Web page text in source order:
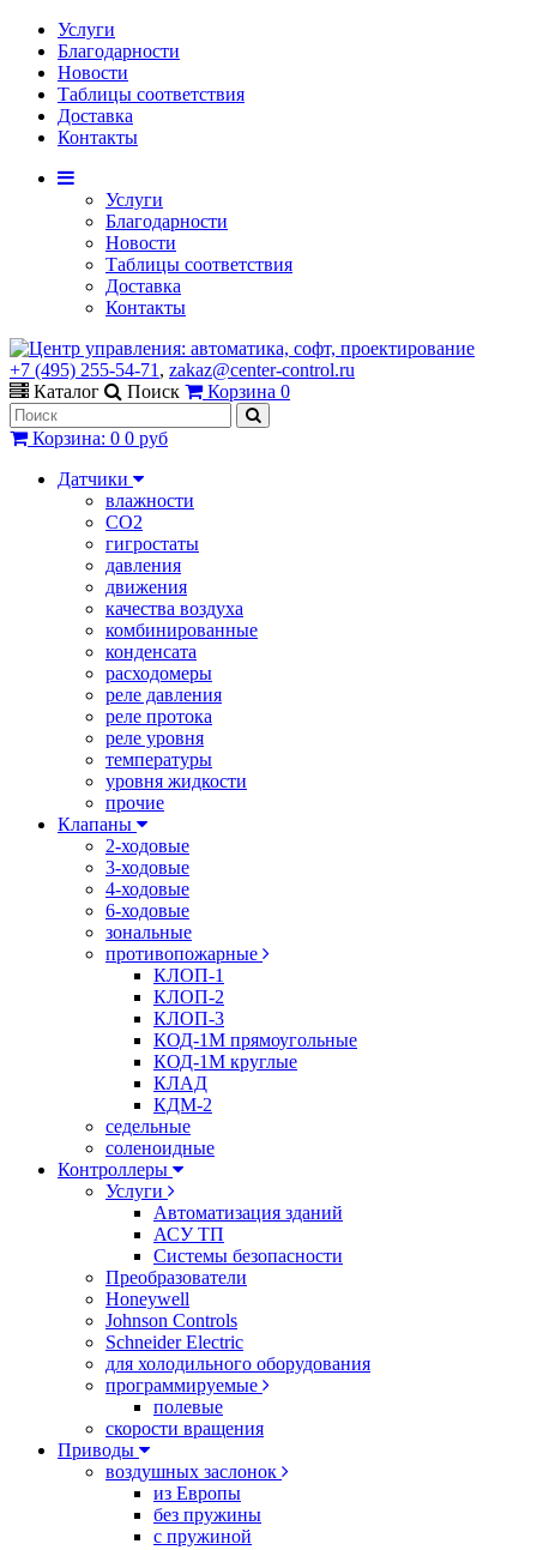
Услуги
Благодарности
Новости
Таблицы соответствия
Доставка
Контакты
Услуги
Благодарности
Новости
Таблицы соответствия
Доставка
Контакты
+7 (495) 255-54-71 , zakaz@center-control.ru
Каталог
Поиск Корзина 0
Корзина: 0 0 руб
Датчики
влажности
CO2
гигростаты
давления
движения
качества воздуха
комбинированные
конденсата
расходомеры
реле давления
реле протока
реле уровня
температуры
уровня жидкости
прочие
Клапаны
2-ходовые
3-ходовые
4-ходовые
6-ходовые
зональные
противопожарные
КЛОП-1
КЛОП-2
КЛОП-3
КОД-1М прямоугольные
КОД-1М круглые
КЛАД
КДМ-2
седельные
соленоидные
Контроллеры
Услуги
Автоматизация зданий
АСУ ТП
Системы безопасности
Преобразователи
Honeywell
Johnson Controls
Schneider Electric
для холодильного оборудования
программируемые
полевые
скорости вращения
Приводы
воздушных заслонок
из Европы
без пружины
с пружиной